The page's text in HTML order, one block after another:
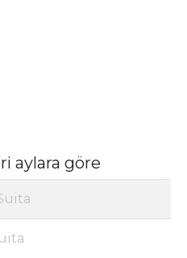
aylara göre